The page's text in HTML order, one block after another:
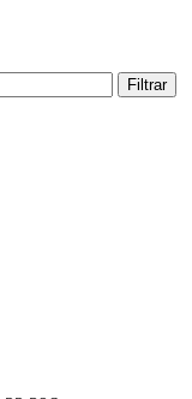
Filtrar